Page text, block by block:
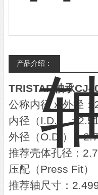
产品介绍：
TRISTAR轴承
公称内径 x 外径
内径（I.D.）：
外径（O.D.）：
推荐壳体孔径：
压配（Press Fit
推荐轴尺寸：